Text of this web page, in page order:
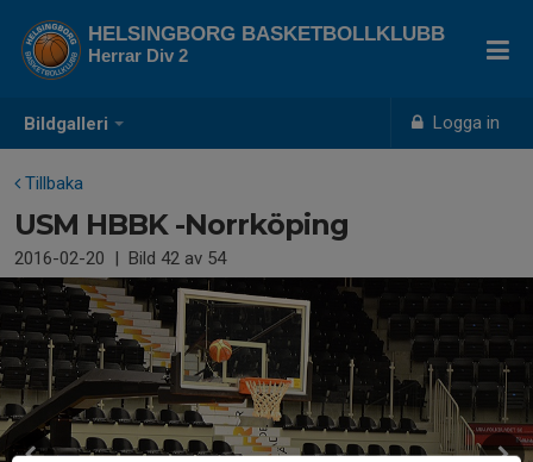
Bildgalleri Logga in
HELSINGBORG BASKETBOLLKLUBB
Herrar Div 2
Tillbaka
USM HBBK -Norrköping
2016-02-20 | Bild 42 av 54